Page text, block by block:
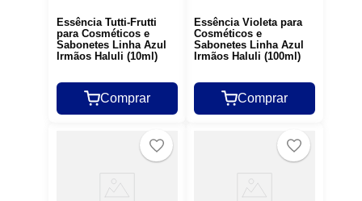
Essência Tutti-Frutti
para Cosméticos e
Sabonetes Linha Azul
Irmãos Haluli (10ml)
Comprar
Essência Violeta para
Cosméticos e
Sabonetes Linha Azul
Irmãos Haluli (100ml)
Comprar